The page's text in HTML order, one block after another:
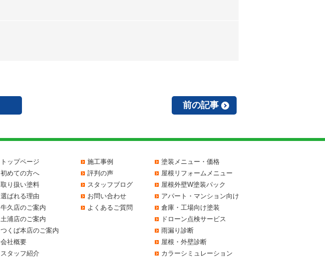
前の記事
トップページ
初めての方へ
取り扱い塗料
選ばれる理由
牛久店のご案内
土浦店のご案内
つくば本店のご案内
会社概要
スタッフ紹介
施工事例
評判の声
スタッフブログ
お問い合わせ
よくあるご質問
塗装メニュー・価格
屋根リフォームメニュー
屋根外壁W塗装パック
アパート・マンション向け
倉庫・工場向け塗装
ドローン点検サービス
雨漏り診断
屋根・外壁診断
カラーシミュレーション